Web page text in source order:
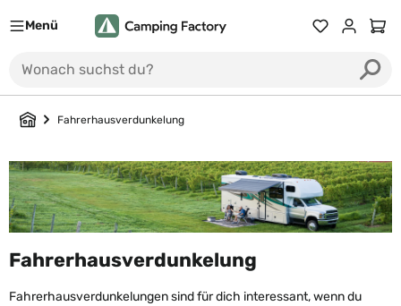
Menü Du hast 0
Fahrerhausverdunkelung
Fahrerhausverdunkelung
Fahrerhausverdunkelungen sind für dich interessant, wenn du